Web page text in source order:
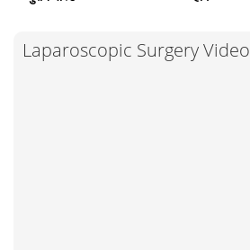
Laparoscopic Surgery Video